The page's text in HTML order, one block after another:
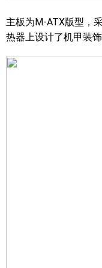
主板为M-ATX版型，
热器上设计了机甲装饰